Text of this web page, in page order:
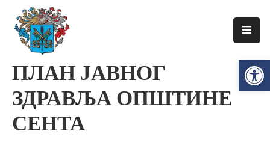
Упознајте
Сенту
Локална
самоуправа
Сента
ПЛАН ЈАВНОГ
ЗДРАВЉА ОПШТИНЕ
СЕНТА